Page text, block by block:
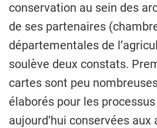
conservation au sein des
de ses partenaires
départementales de
soulève deux constats.
cartes sont peu
élaborés pour les
aujourd’hui conservées